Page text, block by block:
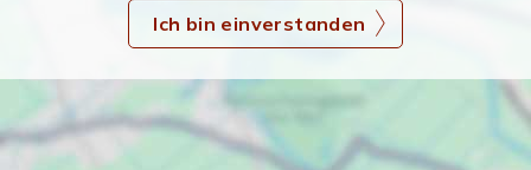
Ich bin einverstanden